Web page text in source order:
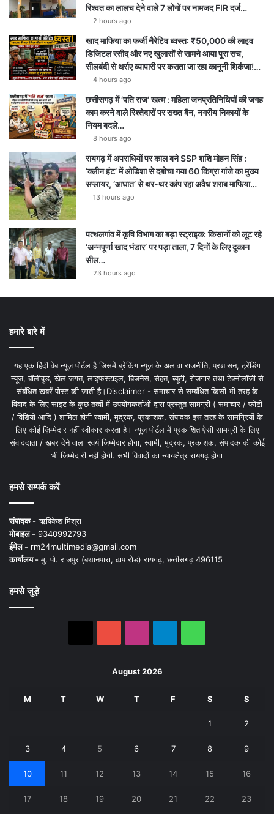
रिश्वत का लालच देने वाले 7 लोगों पर नामजद FIR दर्ज…
2 hours ago
खाद माफिया का फर्जी नैरेटिव ध्वस्त: ₹50,000 की लाइव
डिजिटल रसीद और नए खुलासों से सामने आया पूरा सच,
सीलबंदी से थर्राए व्यापारी पर कसता जा रहा कानूनी शिकंजा!…
4 hours ago
छत्तीसगढ़ में ‘पति राज’ खत्म : महिला जनप्रतिनिधियों की जगह
काम करने वाले रिश्तेदारों पर सख्त बैन, नगरीय निकायों के
नियम बदले…
8 hours ago
रायगढ़ में अपराधियों पर काल बने SSP शशि मोहन सिंह :
‘क्लीन हंट’ में ओडिशा से दबोचा गया 60 किग्रा गांजे का मुख्य
सप्लायर, ‘आघात’ से थर-थर कांप रहा अवैध शराब माफिया…
13 hours ago
पत्थलगांव में कृषि विभाग का बड़ा स्ट्राइक: किसानों को लूट रहे
‘अन्नपूर्णा खाद भंडार’ पर पड़ा ताला, 7 दिनों के लिए दुकान
सील…
23 hours ago
हमारे बारे में
यह एक हिंदी वेब न्यूज़ पोर्टल है जिसमें ब्रेकिंग न्यूज़ के अलावा राजनीति, प्रशासन, ट्रेंडिंग
न्यूज, बॉलीवुड, खेल जगत, लाइफस्टाइल, बिजनेस, सेहत, ब्यूटी, रोजगार तथा टेक्नोलॉजी से
संबंधित खबरें पोस्ट की जाती है।Disclaimer - समाचार से सम्बंधित किसी भी तरह के
विवाद के लिए साइट के कुछ तत्वों में उपयोगकर्ताओं द्वारा प्रस्तुत सामग्री ( समाचार / फोटो
/ विडियो आदि ) शामिल होगी स्वामी, मुद्रक, प्रकाशक, संपादक इस तरह के सामग्रियों के
लिए कोई ज़िम्मेदार नहीं स्वीकार करता है। न्यूज़ पोर्टल में प्रकाशित ऐसी सामग्री के लिए
संवाददाता / खबर देने वाला स्वयं जिम्मेदार होगा, स्वामी, मुद्रक, प्रकाशक, संपादक की कोई
भी जिम्मेदारी नहीं होगी. सभी विवादों का न्यायक्षेत्र रायगढ़ होगा
हमसे सम्पर्क करें
संपादक -ऋषिकेश मिश्रा
मोबाइल - 9340992793
ईमेल - rm24multimedia@gmail.com
कार्यालय -मु. पो. राजपुर (बथानपारा, ढाप रोड) रायगढ़, छत्तीसगढ़ 496115
हमसे जुड़े
August 2026
M T W T F S S
1 2
3 4 5 6 7 8 9
10 11 12 13 14 15 16
17 18 19 20 21 22 23